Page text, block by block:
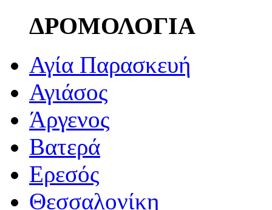
ΔΡΟΜΟΛΟΓΙΑ
Αγία Παρασκευή
Αγιάσος
Άργενος
Βατερά
Ερεσός
Θεσσαλονίκη